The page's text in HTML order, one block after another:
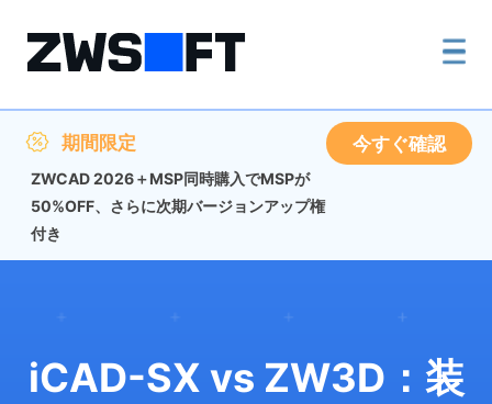
期間限定
ZWCAD 2026＋MSP同時購入でMSPが
50%OFF、さらに次期バージョンアップ権
付き
今すぐ確認
iCAD-SX vs ZW3D：装